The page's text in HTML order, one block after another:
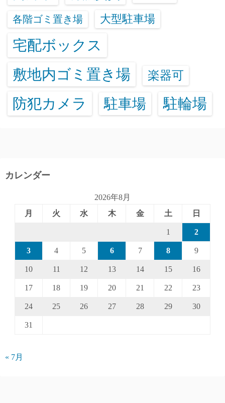
各階ゴミ置き場 大型駐車場
宅配ボックス
敷地内ゴミ置き場
楽器可
防犯カメラ 駐車場 駐輪場
カレンダー
2026年8月
月
火 水 木 金 土 日
1 2
3 4 5 6 7 8 9
10 11 12 13 14 15 16
17 18 19 20 21 22 23
24 25 26 27 28 29 30
31
« 7月